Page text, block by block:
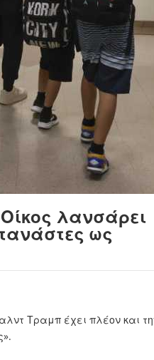
λανσάρει
ως
Τραμπ έχει πλέον και